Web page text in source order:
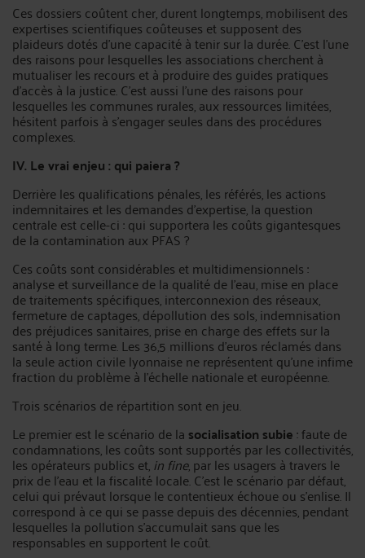
Ces dossiers coûtent cher, durent longtemps, mobilisent des
expertises scientifiques coûteuses et supposent des
plaideurs dotés d'une capacité à tenir sur la durée. C'est l'une
des raisons pour lesquelles les associations cherchent à
mutualiser les recours et à produire des guides pratiques
d'accès à la justice. C'est aussi l'une des raisons pour
lesquelles les communes rurales, aux ressources limitées,
hésitent parfois à s'engager seules dans des procédures
complexes.
IV. Le vrai enjeu : qui paiera ?
Derrière les qualifications pénales, les référés, les actions
indemnitaires et les demandes d'expertise, la question
centrale est celle-ci : qui supportera les coûts gigantesques
de la contamination aux PFAS ?
Ces coûts sont considérables et multidimensionnels :
analyse et surveillance de la qualité de l'eau, mise en place
de traitements spécifiques, interconnexion des réseaux,
fermeture de captages, dépollution des sols, indemnisation
des préjudices sanitaires, prise en charge des effets sur la
santé à long terme. Les 36,5 millions d'euros réclamés dans
la seule action civile lyonnaise ne représentent qu'une infime
fraction du problème à l'échelle nationale et européenne.
Trois scénarios de répartition sont en jeu.
Le premier est le scénario de la socialisation subie: faute de
condamnations, les coûts sont supportés par les collectivités,
les opérateurs publics et,in fine, par les usagers à travers le
prix de l'eau et la fiscalité locale. C'est le scénario par défaut,
celui qui prévaut lorsque le contentieux échoue ou s'enlise. Il
correspond à ce qui se passe depuis des décennies, pendant
lesquelles la pollution s'accumulait sans que les
responsables en supportent le coût.